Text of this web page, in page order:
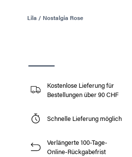
Lila / Nostalgia Rose
Kostenlose Lieferung für
Bestellungen über 90 CHF
Schnelle Lieferung möglich
Verlängerte 100-Tage-
Online-Rückgabefrist